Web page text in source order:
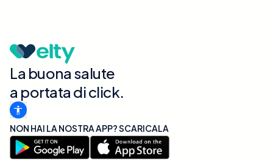
La buona salute
a portata di click.
NON HAI LA NOSTRA APP? SCARICALA